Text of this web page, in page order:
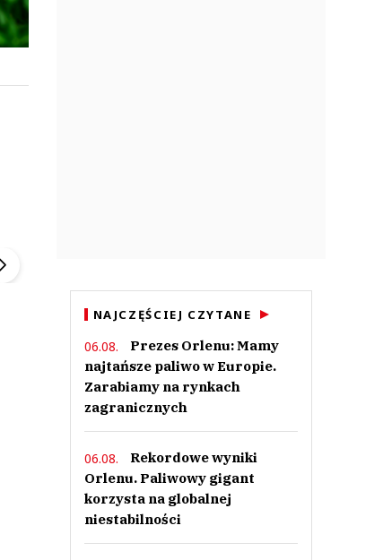
NAJCZĘŚCIEJ CZYTANE
06.08.
Prezes Orlenu: Mamy
najtańsze paliwo w Europie.
Zarabiamy na rynkach
zagranicznych
06.08.
Rekordowe wyniki
Orlenu. Paliwowy gigant
korzysta na globalnej
niestabilności